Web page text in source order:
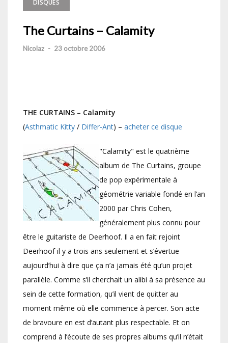
DISQUES
The Curtains – Calamity
Nicolaz - 23 octobre 2006
THE CURTAINS – Calamity
(Asthmatic Kitty / Differ-Ant) – acheter ce disque
"Calamity" est le quatrième
album de The Curtains, groupe
de pop expérimentale à
géométrie variable fondé en l’an
2000 par Chris Cohen,
généralement plus connu pour
être le guitariste de Deerhoof. Il a en fait rejoint
Deerhoof il y a trois ans seulement et s’évertue
aujourd’hui à dire que ça n’a jamais été qu’un projet
parallèle. Comme s’il cherchait un alibi à sa présence au
sein de cette formation, qu’il vient de quitter au
moment même où elle commence à percer. Son acte
de bravoure en est d’autant plus respectable. Et on
comprend à l’écoute de ses propres albums qu’il n’était